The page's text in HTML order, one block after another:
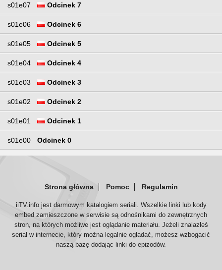
s01e07 Odcinek 7
s01e06 Odcinek 6
s01e05 Odcinek 5
s01e04 Odcinek 4
s01e03 Odcinek 3
s01e02 Odcinek 2
s01e01 Odcinek 1
s01e00 Odcinek 0
Strona główna Pomoc Regulamin
iiTV.info jest darmowym katalogiem seriali. Wszelkie linki lub kody
embed zamieszczone w serwisie są odnośnikami do zewnętrznych
stron, na których możliwe jest oglądanie materiału. Jeżeli znalazłeś
serial w internecie, który można legalnie oglądać, możesz wzbogacić
naszą bazę dodając linki do epizodów.